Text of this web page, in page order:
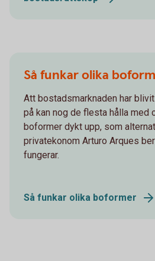
Så funkar olika
Att bostadsmarknaden har
på kan nog de flesta hålla med
boformer dykt upp, som
privatekonom Arturo Arques
fungerar.
Så funkar olika boformer